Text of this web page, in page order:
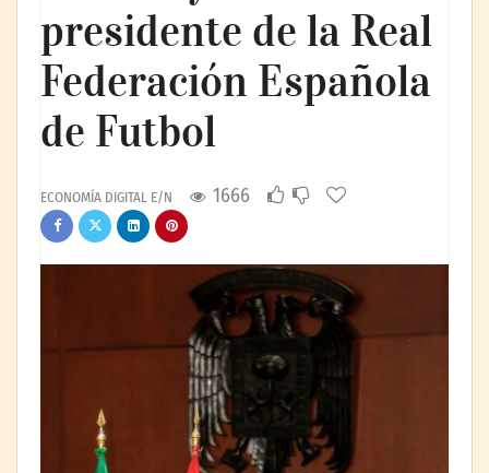
presidente de la Real
Federación Española
de Futbol
ECONOMÍA DIGITAL E/N 1666